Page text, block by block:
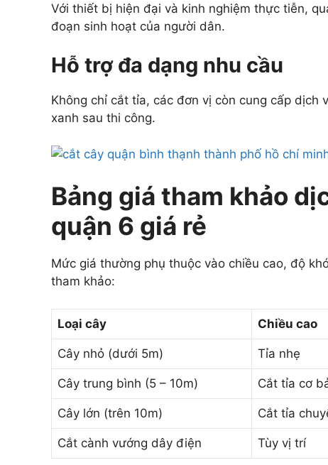
Với thiết bị hiện đại và kinh nghiệm thực tiễn,
đoạn sinh hoạt của người dân.
Hỗ trợ đa dạng nhu cầu
Không chỉ cắt tỉa, các đơn vị còn cung cấp dịch
xanh sau thi công.
Bảng giá tham khảo
quận 6 giá rẻ
Mức giá thường phụ thuộc vào chiều cao, độ
tham khảo:
Loại cây Chiều cao
Cây nhỏ (dưới 5m) Tỉa nhẹ
Cây trung bình (5 – 10m) Cắt tỉa cơ
Cây lớn (trên 10m) Cắt tỉa
Cắt cành vướng dây điện Tùy vị trí